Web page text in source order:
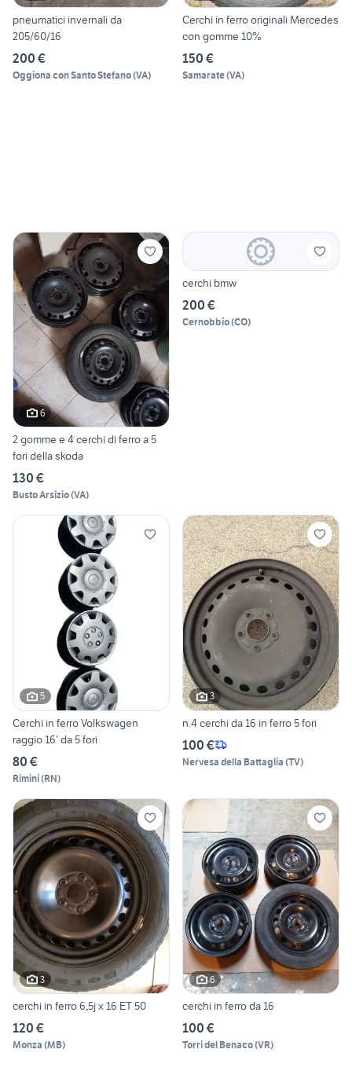
pneumatici invernali da
205/60/16
200 €
Oggiona con Santo Stefano(VA)
Cerchi in ferro originali Mercedes
con gomme 10%
150 €
Samarate(VA)
6
2 gomme e 4 cerchi di ferro a 5
fori della skoda
130 €
Busto Arsizio(VA)
cerchi bmw
200 €
Cernobbio(CO)
5
Cerchi in ferro Volkswagen
raggio 16’ da 5 fori
80 €
Rimini(RN)
3
n.4 cerchi da 16 in ferro 5 fori
100 €
Nervesa della Battaglia (TV)
3
cerchi in ferro 6,5j x 16 ET 50
120 €
Monza (MB)
6
cerchi in ferro da 16
100 €
Torri del Benaco(VR)